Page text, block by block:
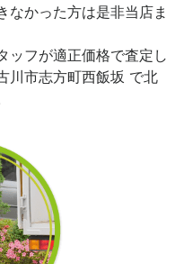
なかった方は是非当店ま
ッフが適正価格で査定し
川市志方町西飯坂 で北